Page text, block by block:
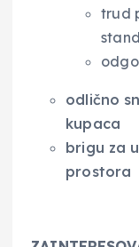
trud
odlično
kupaca
brigu za
prostora